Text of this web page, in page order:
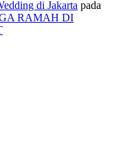
di Jakarta pada
RAMAH DI